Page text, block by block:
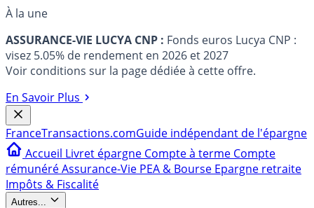
À la une
ASSURANCE-VIE LUCYA CNP : Fonds euros Lucya CNP :
visez 5.05% de rendement en 2026 et 2027
Voir conditions sur la page dédiée à cette offre.
En Savoir Plus
FranceTransactions.comGuide indépendant de l'épargne
Accueil Livret épargne Compte à terme Compte
rémunéréAssurance-Vie PEA & Bourse Epargne retraite
Impôts & Fiscalité
Autres...